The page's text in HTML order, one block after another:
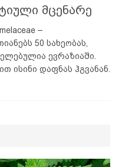
მცენარე
–
50 სახეობას,
ევრაზიაში.
ისინი დაფნას ჰგვანან.